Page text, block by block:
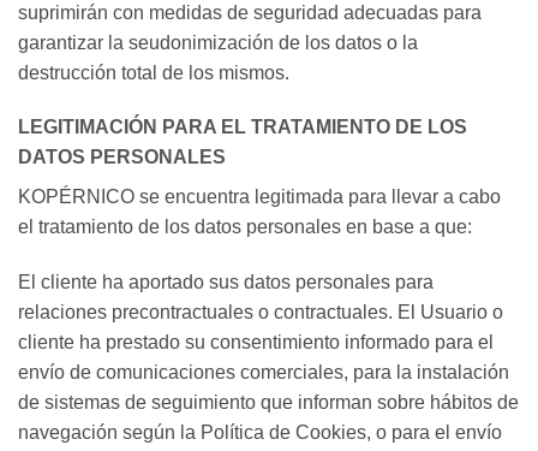
suprimirán con medidas de seguridad adecuadas para
garantizar la seudonimización de los datos o la
destrucción total de los mismos.
LEGITIMACIÓN PARA EL TRATAMIENTO DE LOS
DATOS PERSONALES
KOPÉRNICO se encuentra legitimada para llevar a cabo
el tratamiento de los datos personales en base a que:
El cliente ha aportado sus datos personales para
relaciones precontractuales o contractuales. El Usuario o
cliente ha prestado su consentimiento informado para el
envío de comunicaciones comerciales, para la instalación
de sistemas de seguimiento que informan sobre hábitos de
navegación según la Política de Cookies, o para el envío